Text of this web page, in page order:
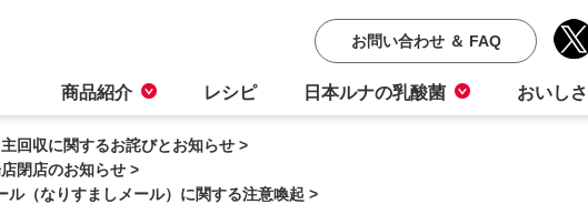
商品紹介 レシピ 日本ルナの乳酸菌 おいし
お問い合わせ ＆ FAQ
回収に関するお詫びとお知らせ >
閉店のお知らせ >
（なりすましメール）に関する注意喚起 >